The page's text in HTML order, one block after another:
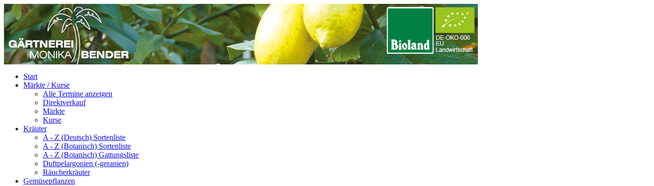
Start
Märkte / Kurse
Alle Termine anzeigen
Direktverkauf
Märkte
Kurse
Kräuter
A - Z (Deutsch) Sortenliste
A - Z (Botanisch) Sortenliste
A - Z (Botanisch) Gattungsliste
Duftpelargonien (-geranien)
Räucherkräuter
Gemüsepflanzen